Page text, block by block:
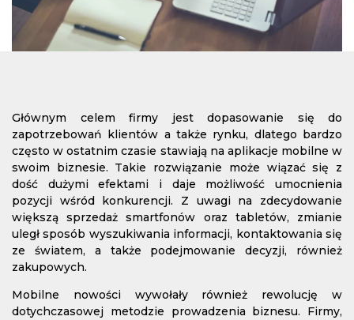
Głównym celem firmy jest dopasowanie się do
zapotrzebowań klientów a także rynku, dlatego bardzo
często w ostatnim czasie stawiają na aplikacje mobilne w
swoim biznesie. Takie rozwiązanie może wiązać się z
dość dużymi efektami i daje możliwość umocnienia
pozycji wśród konkurencji. Z uwagi na zdecydowanie
większą sprzedaż smartfonów oraz tabletów, zmianie
uległ sposób wyszukiwania informacji, kontaktowania się
ze światem, a także podejmowanie decyzji, również
zakupowych.
Mobilne nowości wywołały również rewolucję w
dotychczasowej metodzie prowadzenia biznesu. Firmy,